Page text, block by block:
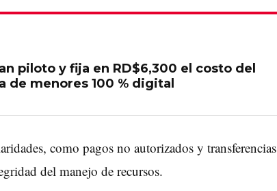
piloto y fija en RD$6,300 el costo del
de menores 100 % digital
como pagos no autorizados y transferencias
del manejo de recursos.